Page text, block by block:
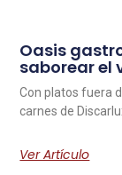
Oasis
saborear el
Con platos fuera
carnes de
Ver Artículo